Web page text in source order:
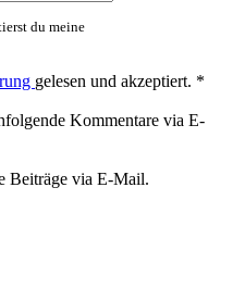
du meine
gelesen und akzeptiert. *
Kommentare via E-
Beiträge via E-Mail.